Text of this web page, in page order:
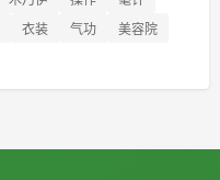
衣装 气功
美容院